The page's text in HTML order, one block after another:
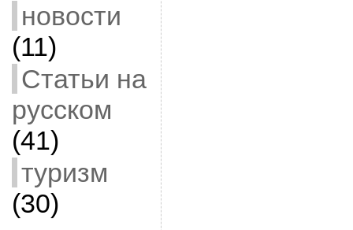
новости
(11)
Статьи на
русском
(41)
туризм
(30)